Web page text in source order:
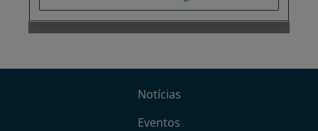
Notícias
Eventos